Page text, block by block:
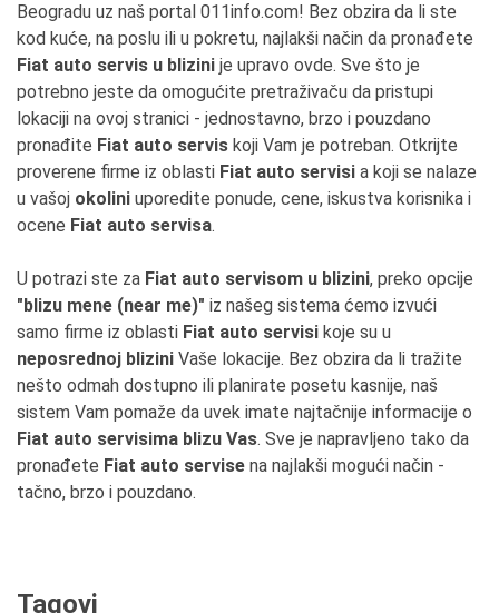
Beogradu uz naš portal 011info.com! Bez obzira da li ste
kod kuće, na poslu ili u pokretu, najlakši način da pronađete
Fiat auto servis u blizini je upravo ovde. Sve što je
potrebno jeste da omogućite pretraživaču da pristupi
lokaciji na ovoj stranici - jednostavno, brzo i pouzdano
pronađite Fiat auto servis koji Vam je potreban. Otkrijte
proverene firme iz oblasti Fiat auto servisi a koji se nalaze
u vašoj okolini uporedite ponude, cene, iskustva korisnika i
ocene Fiat auto servisa.
U potrazi ste za Fiat auto servisom u blizini, preko opcije
"blizu mene (near me)" iz našeg sistema ćemo izvući
samo firme iz oblasti Fiat auto servisi koje su u
neposrednoj blizini Vaše lokacije. Bez obzira da li tražite
nešto odmah dostupno ili planirate posetu kasnije, naš
sistem Vam pomaže da uvek imate najtačnije informacije o
Fiat auto servisima blizu Vas. Sve je napravljeno tako da
pronađete Fiat auto servise na najlakši mogući način -
tačno, brzo i pouzdano.
Tagovi